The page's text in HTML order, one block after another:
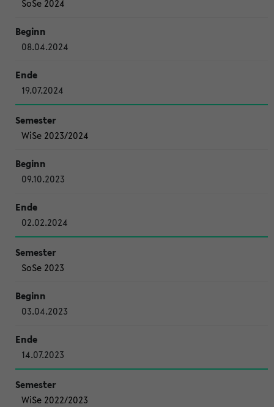
SoSe 2024
08.04.2024
19.07.2024
WiSe 2023/2024
09.10.2023
02.02.2024
SoSe 2023
03.04.2023
14.07.2023
WiSe 2022/2023